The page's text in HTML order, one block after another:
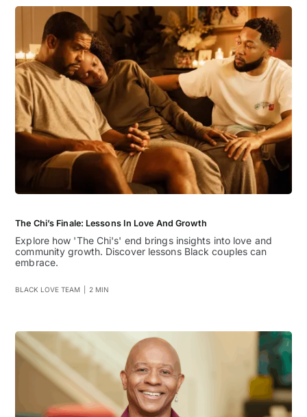
The Chi’s Finale: Lessons In Love And Growth
Explore how 'The Chi's' end brings insights into love and
community growth. Discover lessons Black couples can
embrace.
BLACK LOVE TEAM 2 MIN